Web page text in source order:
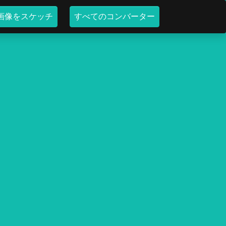
像をスケッチ すべてのコンバーター